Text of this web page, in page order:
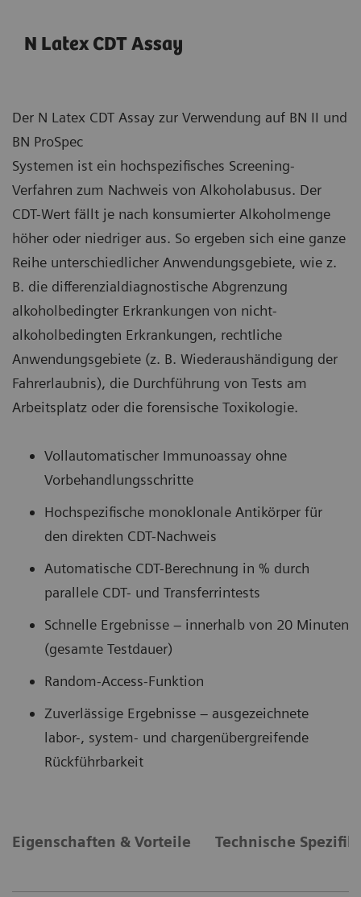
N Latex CDT Assay
Der N Latex CDT Assay zur Verwendung auf BN II und
BN ProSpec
Systemen ist ein hochspezifisches Screening-
Verfahren zum Nachweis von Alkoholabusus. Der
CDT-Wert fällt je nach konsumierter Alkoholmenge
höher oder niedriger aus. So ergeben sich eine ganze
Reihe unterschiedlicher Anwendungsgebiete, wie z.
B. die differenzialdiagnostische Abgrenzung
alkoholbedingter Erkrankungen von nicht-
alkoholbedingten Erkrankungen, rechtliche
Anwendungsgebiete (z. B. Wiederaushändigung der
Fahrerlaubnis), die Durchführung von Tests am
Arbeitsplatz oder die forensische Toxikologie.
Vollautomatischer Immunoassay ohne
Vorbehandlungsschritte
Hochspezifische monoklonale Antikörper für
den direkten CDT-Nachweis
Automatische CDT-Berechnung in % durch
parallele CDT- und Transferrintests
Schnelle Ergebnisse – innerhalb von 20 Minuten
(gesamte Testdauer)
Random-Access-Funktion
Zuverlässige Ergebnisse – ausgezeichnete
labor-, system- und chargenübergreifende
Rückführbarkeit
Eigenschaften & Vorteile Technische